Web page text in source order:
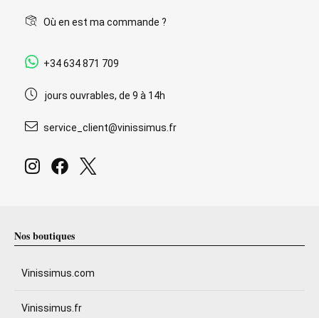
Où en est ma commande ?
+34 634 871 709
jours ouvrables, de 9 à 14h
service_client@vinissimus.fr
Nos boutiques
Vinissimus.com
Vinissimus.fr